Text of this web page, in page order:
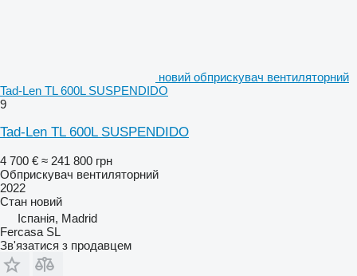
новий обприскувач вентиляторний
Tad-Len TL 600L SUSPENDIDO
9
Tad-Len TL 600L SUSPENDIDO
4 700 € ≈ 241 800 грн
Обприскувач вентиляторний
2022
Стан новий
Іспанія, Madrid
Fercasa SL
Зв'язатися з продавцем